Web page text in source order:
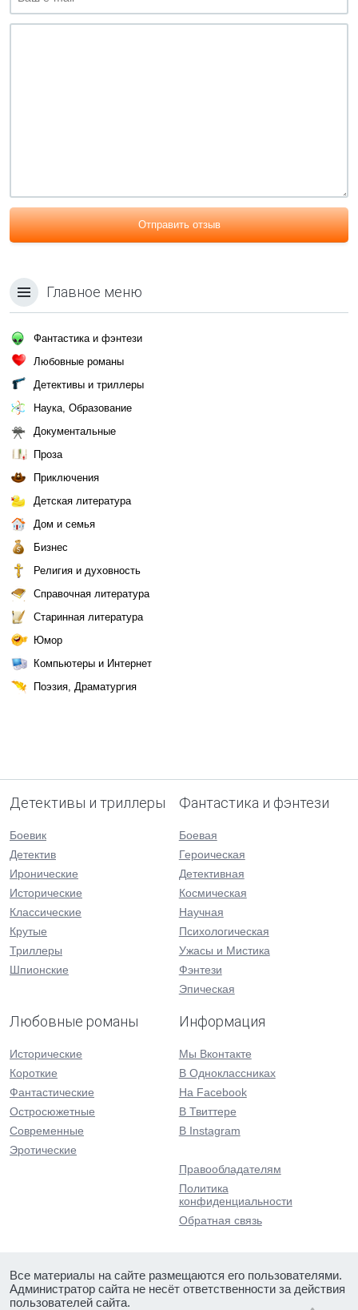
Отправить отзыв
Главное меню
Фантастика и фэнтези
Любовные романы
Детективы и триллеры
Наука, Образование
Документальные
Проза
Приключения
Детская литература
Дом и семья
Бизнес
Религия и духовность
Справочная литература
Старинная литература
Юмор
Компьютеры и Интернет
Поэзия, Драматургия
Детективы и триллеры
Боевик
Детектив
Иронические
Исторические
Классические
Крутые
Триллеры
Шпионские
Фантастика и фэнтези
Боевая
Героическая
Детективная
Космическая
Научная
Психологическая
Ужасы и Мистика
Фэнтези
Эпическая
Любовные романы
Исторические
Короткие
Фантастические
Остросюжетные
Современные
Эротические
Информация
Мы Вконтакте
В Одноклассниках
На Facebook
В Твиттере
В Instagram
Правообладателям
Политика
конфиденциальности
Обратная связь
Все материалы на сайте размещаются его пользователями.
Администратор сайта не несёт ответственности за действия
пользователей сайта.